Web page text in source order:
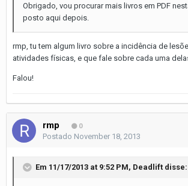
Obrigado, vou procurar mais livros em PDF
posto aqui depois.
rmp, tu tem algum livro sobre a incidência de
atividades físicas, e que fale sobre cada uma
Falou!
rmp 0
Postado November 18, 2013
Em 11/17/2013 at 9:52 PM, Deadlift disse: